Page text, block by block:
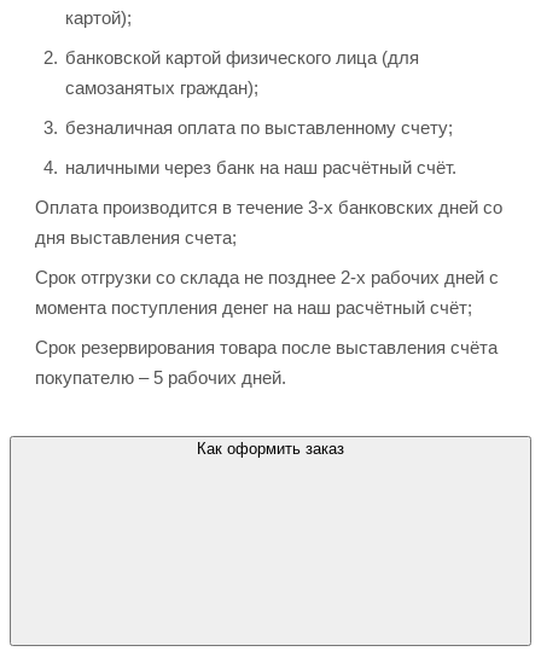
картой);
банковской картой физического лица (для
самозанятых граждан);
безналичная оплата по выставленному счету;
наличными через банк на наш расчётный счёт.
Оплата производится в течение 3-х банковских дней со
дня выставления счета;
Срок отгрузки со склада не позднее 2-х рабочих дней с
момента поступления денег на наш расчётный счёт;
Срок резервирования товара после выставления счёта
покупателю – 5 рабочих дней.
Как оформить заказ